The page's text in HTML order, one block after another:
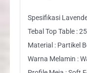
Spesifikasi
Tebal Top Table :
Material : Partikel
Warna Melamin :